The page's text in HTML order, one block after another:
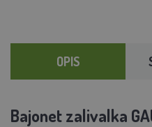
OPIS
Bajonet zalivalka